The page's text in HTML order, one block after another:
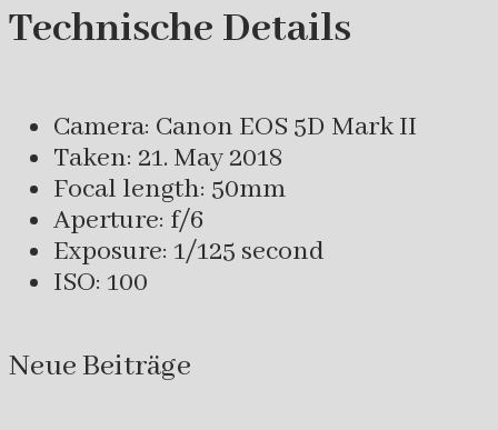
Technische Details
Camera: Canon EOS 5D Mark II
Taken: 21. May 2018
Focal length: 50mm
Aperture: f/6
Exposure: 1/125 second
ISO: 100
Neue Beiträge